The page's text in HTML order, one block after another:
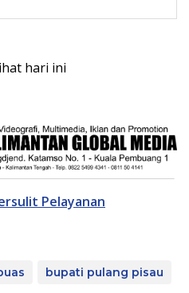
hari ini
Pelayanan
bupati pulang pisau